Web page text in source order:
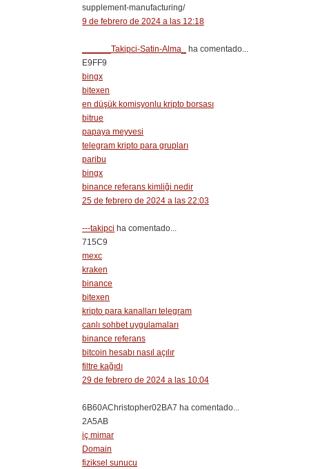
supplement-manufacturing/
9 de febrero de 2024 a las 12:18
______Takipci-Satin-Alma_
ha comentado...
E9FF9
bingx
bitexen
en düşük komisyonlu kripto borsası
bitrue
papaya meyvesi
telegram kripto para grupları
paribu
bingx
binance referans kimliği nedir
25 de febrero de 2024 a las 22:03
---takipci ha comentado...
715C9
mexc
kraken
binance
bitexen
kripto para kanalları telegram
canlı sohbet uygulamaları
binance referans
bitcoin hesabı nasıl açılır
filtre kağıdı
29 de febrero de 2024 a las 10:04
6B60AChristopher02BA7 ha comentado...
2A5AB
iç mimar
Domain
fiziksel sunucu